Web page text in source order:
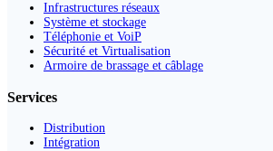
Infrastructures réseaux
Système et stockage
Téléphonie et VoiP
Sécurité et Virtualisation
Armoire de brassage et câblage
Services
Distribution
Intégration